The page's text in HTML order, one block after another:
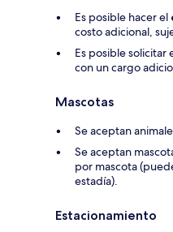
Es posible hacer el
costo adicional,
Es posible solicitar
con un cargo
Mascotas
Se aceptan
Se aceptan
por mascota
estadía).
Estacionamiento